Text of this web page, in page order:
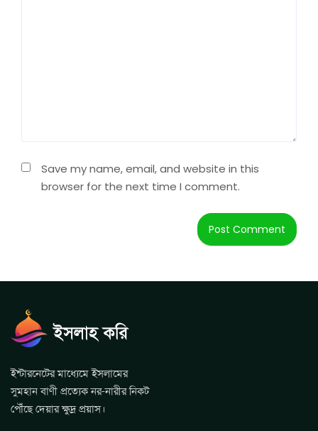
Save my name, email, and website in this
browser for the next time I comment.
ইন্টারনেটের মাধ্যেমে ইসলামের
সুমহান বাণী প্রত্যেক নর-নারীর নিকট
পৌঁছে দেয়ার ক্ষুদ্র প্রয়াস।